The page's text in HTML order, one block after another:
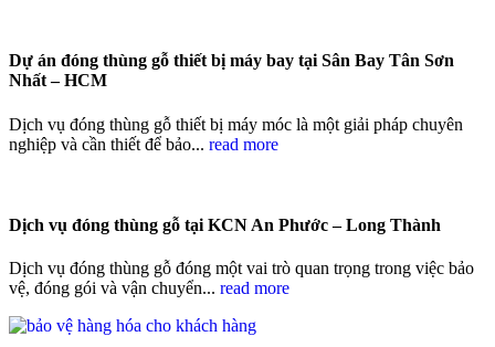
Dự án đóng thùng gỗ thiết bị máy bay tại Sân Bay Tân Sơn
Nhất – HCM
Dịch vụ đóng thùng gỗ thiết bị máy móc là một giải pháp chuyên
nghiệp và cần thiết để bảo... read more
Dịch vụ đóng thùng gỗ tại KCN An Phước – Long Thành
Dịch vụ đóng thùng gỗ đóng một vai trò quan trọng trong việc bảo
vệ, đóng gói và vận chuyển... read more